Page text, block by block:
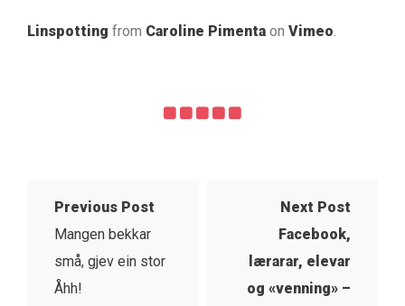
Linspotting from Caroline Pimenta on Vimeo.
Previous Post
Mangen bekkar
små, gjev ein stor
Åhh!
Next Post
Facebook,
lærarar, elevar
og «venning» –